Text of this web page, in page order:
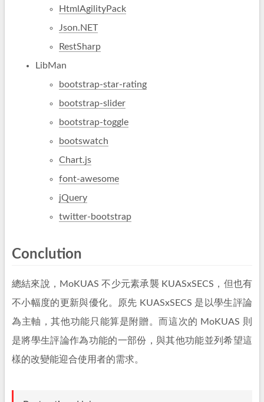
HtmlAgilityPack
Json.NET
RestSharp
LibMan
bootstrap-star-rating
bootstrap-slider
bootstrap-toggle
bootswatch
Chart.js
font-awesome
jQuery
twitter-bootstrap
Conclution
總結來說，MoKUAS 不少元素承襲 KUASxSECS，但也有
不小幅度的更新與優化。原先 KUASxSECS 是以學生評論
為主軸，其他功能只能算是附贈。而這次的 MoKUAS 則
是將學生評論作為功能的一部份，與其他功能並列希望這
樣的改變能迎合使用者的需求。